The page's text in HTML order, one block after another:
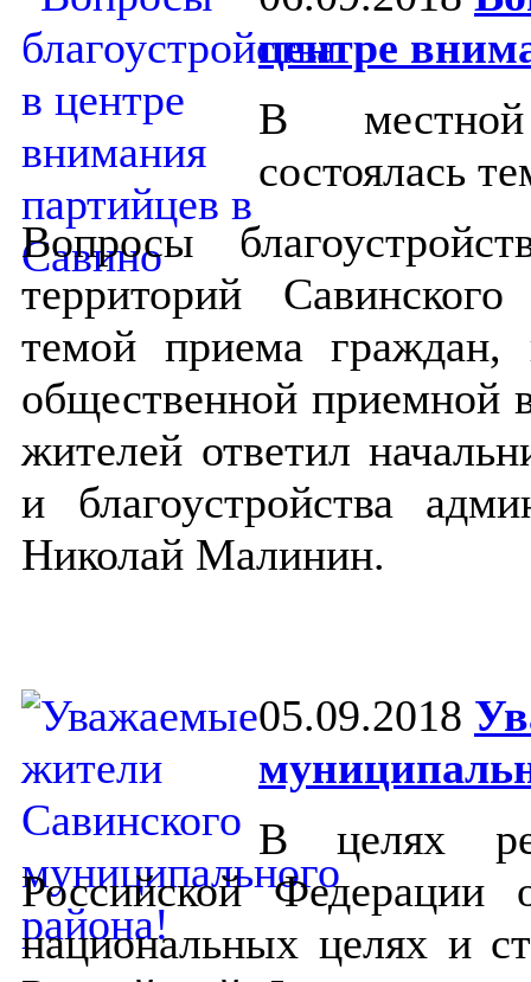
центре
В местной
состоялась
Вопросы
территорий
темой приема граждан,
общественной приемной
жителей ответил
и благоустройства
Николай Малинин.
05.09.2018
В целях
Российской
национальных целях и